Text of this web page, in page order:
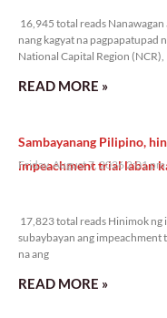
16,945 total reads
nang kagyat na pagpapatupad
National Capital Region (NCR),
READ MORE »
Sambayanang Pilipino,
impeachment trial laban
Friday, August 7, 2026 2:01 pm
17,823 total reads Hinimok ng
subaybayan ang impeachment
na ang
READ MORE »